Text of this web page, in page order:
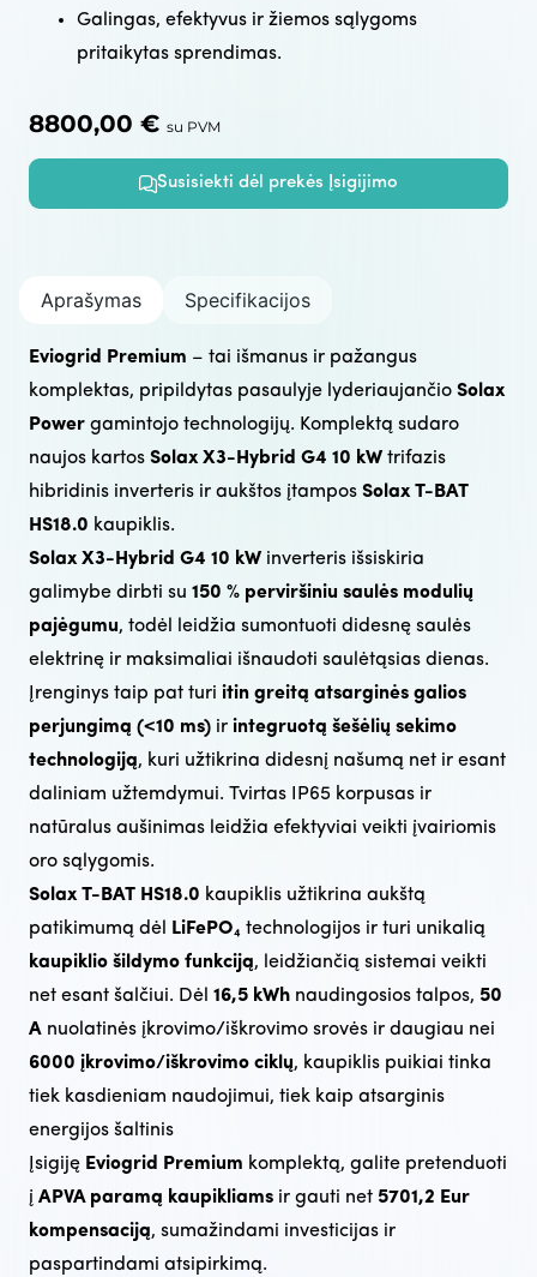
Galingas, efektyvus ir žiemos sąlygoms
pritaikytas sprendimas.
8800,00 € su PVM
Susisiekti dėl prekės Įsigijimo
Aprašymas Specifikacijos
Eviogrid Premium – tai išmanus ir pažangus
komplektas, pripildytas pasaulyje lyderiaujančio Solax
Power gamintojo technologijų. Komplektą sudaro
naujos kartos Solax X3-Hybrid G4 10 kW trifazis
hibridinis inverteris ir aukštos įtampos Solax T-BAT
HS18.0 kaupiklis​.
Solax X3-Hybrid G4 10 kW inverteris išsiskiria
galimybe dirbti su 150 % perviršiniu saulės modulių
pajėgumu, todėl leidžia sumontuoti didesnę saulės
elektrinę ir maksimaliai išnaudoti saulėtąsias dienas.
Įrenginys taip pat turi itin greitą atsarginės galios
perjungimą (<10 ms) ir integruotą šešėlių sekimo
technologiją, kuri užtikrina didesnį našumą net ir esant
daliniam užtemdymui. Tvirtas IP65 korpusas ir
natūralus aušinimas leidžia efektyviai veikti įvairiomis
oro sąlygomis.
Solax T-BAT HS18.0 kaupiklis užtikrina aukštą
patikimumą dėl LiFePO₄ technologijos ir turi unikalią
kaupiklio šildymo funkciją, leidžiančią sistemai veikti
net esant šalčiui. Dėl 16,5 kWh naudingosios talpos, 50
A nuolatinės įkrovimo/iškrovimo srovės ir daugiau nei
6000 įkrovimo/iškrovimo ciklų, kaupiklis puikiai tinka
tiek kasdieniam naudojimui, tiek kaip atsarginis
energijos šaltinis
Įsigiję Eviogrid Premium komplektą, galite pretenduoti
į APVA paramą kaupikliams ir gauti net 5701,2 Eur
kompensaciją, sumažindami investicijas ir
paspartindami atsipirkimą.